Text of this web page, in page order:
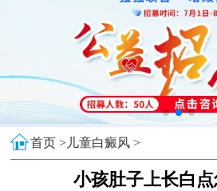
首页 > 儿童白癜风 >
小孩肚子上长白